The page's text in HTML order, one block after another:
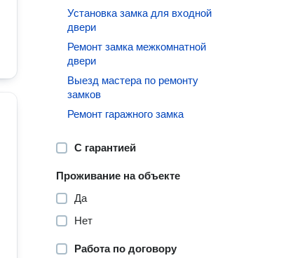
Установка замка для входной
двери
Ремонт замка межкомнатной
двери
Выезд мастера по ремонту
замков
Ремонт гаражного замка
С гарантией
Проживание на объекте
Да
Нет
Работа по договору